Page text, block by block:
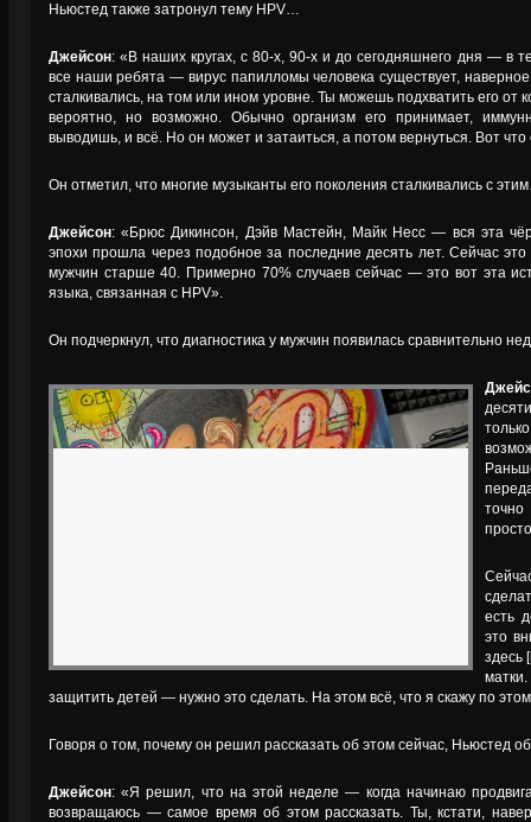
Ньюстед также затронул тему HPV…
Джейсон: «В наших кругах, с 80-х, 90-х и до сегодняшнего дня — в
все наши ребята — вирус папилломы человека существует,
сталкивались, на том или ином уровне. Ты можешь подхватить его от
вероятно, но возможно. Обычно организм его принимает,
выводишь, и всё. Но он может и затаиться, а потом вернуться. Вот что
Он отметил, что многие музыканты его поколения сталкивались с
Джейсон: «Брюс Дикинсон, Дэйв Мастейн, Майк Несс — вся эта
эпохи прошла через подобное за последние десять лет. Сейчас
мужчин старше 40. Примерно 70% случаев сейчас — это вот эта
языка, связанная с HPV».
Он подчеркнул, что диагностика у мужчин появилась сравнительно
есть
это
здесь
защитить детей — нужно это сделать. На этом всё, что я скажу по
Говоря о том, почему он решил рассказать об этом сейчас, Ньюстед
Джейсон: «Я решил, что на этой неделе — когда начинаю
возвращаюсь — самое время об этом рассказать. Ты, кстати,